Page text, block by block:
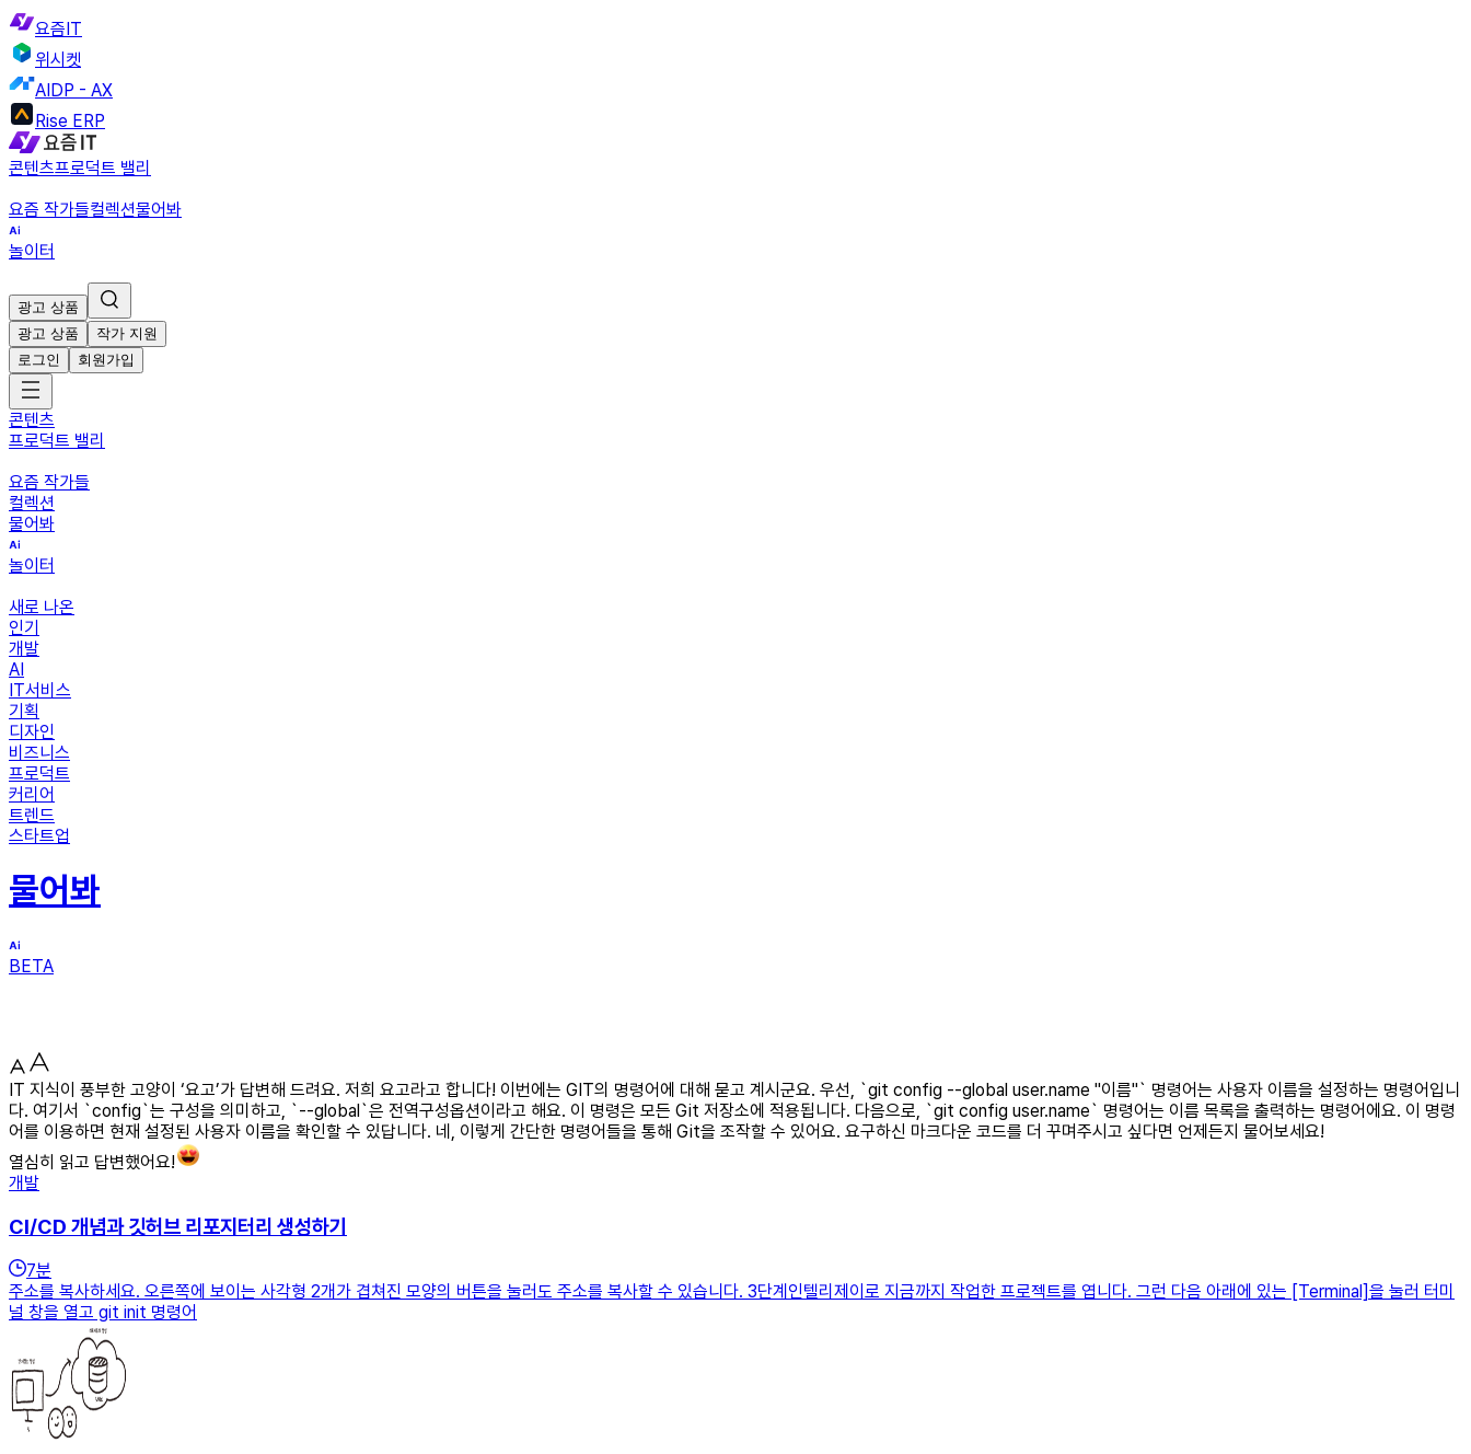
요즘IT
위시켓
AIDP - AX
Rise ERP
콘텐츠프로덕트 밸리
요즘 작가들컬렉션물어봐
놀이터
광고 상품
광고 상품
작가 지원
로그인
회원가입
콘텐츠
프로덕트 밸리
요즘 작가들
컬렉션
물어봐
놀이터
새로 나온
인기
개발
AI
IT서비스
기획
디자인
비즈니스
프로덕트
커리어
트렌드
스타트업
물어봐
BETA
IT 지식이 풍부한 고양이 ‘요고’가 답변해 드려요. 저희 요고라고 합니다! 이번에는 GIT의 명령어에 대해 묻고 계시군요. 우선, `git config --global user.name "이름"` 명령어는 사용자 이름을 설정하는 명령어입니
다. 여기서 `config`는 구성을 의미하고, `--global`은 전역구성옵션이라고 해요. 이 명령은 모든 Git 저장소에 적용됩니다. 다음으로, `git config user.name` 명령어는 이름 목록을 출력하는 명령어에요. 이 명령
어를 이용하면 현재 설정된 사용자 이름을 확인할 수 있답니다. 네, 이렇게 간단한 명령어들을 통해 Git을 조작할 수 있어요. 요구하신 마크다운 코드를 더 꾸며주시고 싶다면 언제든지 물어보세요!
열심히 읽고 답변했어요!
개발
CI/CD 개념과 깃허브 리포지터리 생성하기
7분
주소를 복사하세요. 오른쪽에 보이는 사각형 2개가 겹쳐진 모양의 버튼을 눌러도 주소를 복사할 수 있습니다. 3단계인텔리제이로 지금까지 작업한 프로젝트를 엽니다. 그런 다음 아래에 있는 [Terminal]을 눌러 터미
널 창을 열고 git init 명령어